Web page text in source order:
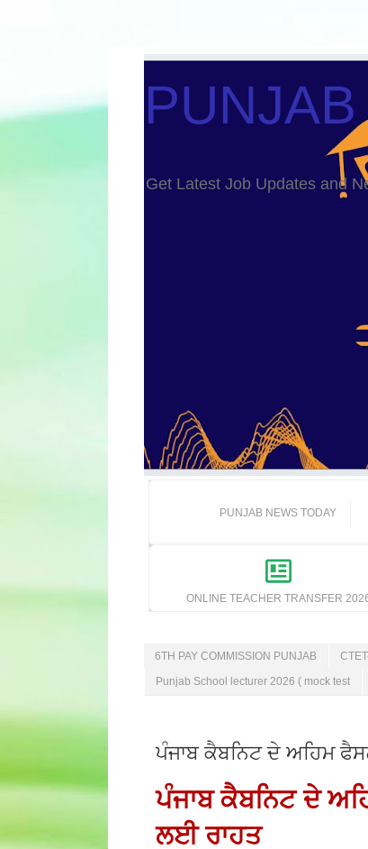
Get Latest Job Updates and
PUNJAB NEWS TODAY
ONLINE TEACHER TRANSFER
6TH PAY COMMISSION PUNJAB
Punjab School lecturer 2026 ( mock test
ਪੰਜਾਬ ਕੈਬਨਿਟ ਦੇ ਅਹਿਮ
ਪੰਜਾਬ ਕੈਬਨਿਟ ਦੇ
ਲਈ ਰਾਹਤ